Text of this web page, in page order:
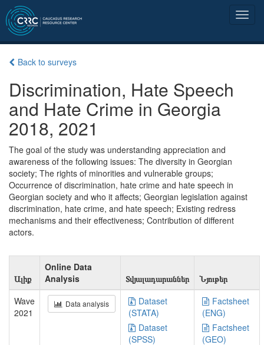
Back to surveys
Discrimination, Hate Speech
and Hate Crime in Georgia
2018, 2021
The goal of the study was understanding appreciation and
awareness of the following issues: The diversity in Georgian
society; The rights of minorities and vulnerable groups;
Occurrence of discrimination, hate crime and hate speech in
Georgian society and who it affects; Georgian legislation against
discrimination, hate crime, and hate speech; Existing redress
mechanisms and their effectiveness; Contribution of different
actors.
Ալիք
Online Data
Analysis
Տվյալադարաններ
Նյութեր
Wave
2021
Data analysis
Dataset
(STATA)
Dataset
(SPSS)
Factsheet
(ENG)
Factsheet
(GEO)